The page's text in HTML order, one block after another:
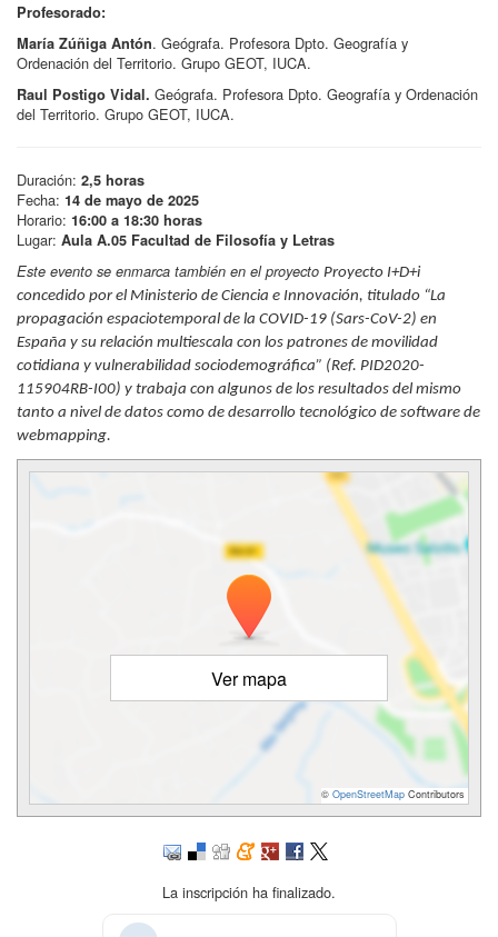
Profesorado:
María Zúñiga Antón. Geógrafa. Profesora Dpto. Geografía y
Ordenación del Territorio. Grupo GEOT, IUCA.
Raul Postigo Vidal. Geógrafa. Profesora Dpto. Geografía y Ordenación
del Territorio. Grupo GEOT, IUCA.
Duración: 2,5 horas
Fecha: 14 de mayo de 2025
Horario: 16:00 a 18:30 horas
Lugar: Aula A.05 Facultad de Filosofía y Letras
Este evento se enmarca también en el proyecto Proyecto I+D+i
concedido por el Ministerio de Ciencia e Innovación, titulado “La
propagación espaciotemporal de la COVID-19 (Sars-CoV-2) en
España y su relación multiescala con los patrones de movilidad
cotidiana y vulnerabilidad sociodemográfica” (Ref. PID2020-
115904RB-I00) y trabaja con algunos de los resultados del mismo
tanto a nivel de datos como de desarrollo tecnológico de software de
webmapping.
Ver mapa
© OpenStreetMap Contributors
La inscripción ha finalizado.